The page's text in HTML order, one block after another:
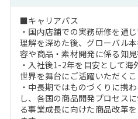
■キャリアパス
・国内店舗での実務研修を通
理解を深めた後、グローバル
容や商品・素材開発に係る知見
・入社後1-2年を目安として海
世界を舞台にご活躍いただくこ
・中長期ではものづくりに携
し、各国の商品開発プロセス
る事業成長に向けた商品改革